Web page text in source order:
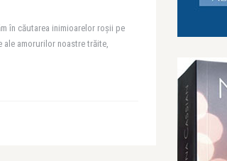
în căutarea inimioarelor roșii pe
ale amorurilor noastre trăite,